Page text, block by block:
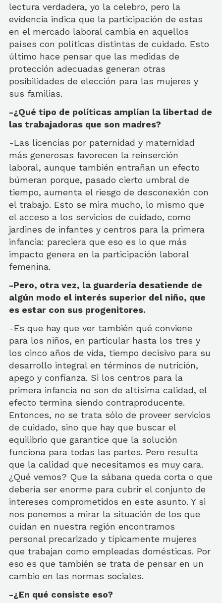
lectura verdadera, yo la celebro, pero la
evidencia indica que la participación de estas
en el mercado laboral cambia en aquellos
países con políticas distintas de cuidado. Esto
último hace pensar que las medidas de
protección adecuadas generan otras
posibilidades de elección para las mujeres y
sus familias.
-¿Qué tipo de políticas amplían la libertad de
las trabajadoras que son madres?
-Las licencias por paternidad y maternidad
más generosas favorecen la reinserción
laboral, aunque también entrañan un efecto
búmeran porque, pasado cierto umbral de
tiempo, aumenta el riesgo de desconexión con
el trabajo. Esto se mira mucho, lo mismo que
el acceso a los servicios de cuidado, como
jardines de infantes y centros para la primera
infancia: pareciera que eso es lo que más
impacto genera en la participación laboral
femenina.
-Pero, otra vez, la guardería desatiende de
algún modo el interés superior del niño, que
es estar con sus progenitores.
-Es que hay que ver también qué conviene
para los niños, en particular hasta los tres y
los cinco años de vida, tiempo decisivo para su
desarrollo integral en términos de nutrición,
apego y confianza. Si los centros para la
primera infancia no son de altísima calidad, el
efecto termina siendo contraproducente.
Entonces, no se trata sólo de proveer servicios
de cuidado, sino que hay que buscar el
equilibrio que garantice que la solución
funciona para todas las partes. Pero resulta
que la calidad que necesitamos es muy cara.
¿Qué vemos? Que la sábana queda corta o que
debería ser enorme para cubrir el conjunto de
intereses comprometidos en este asunto. Y si
nos ponemos a mirar la situación de los que
cuidan en nuestra región encontramos
personal precarizado y típicamente mujeres
que trabajan como empleadas domésticas. Por
eso es que también se trata de pensar en un
cambio en las normas sociales.
-¿En qué consiste eso?